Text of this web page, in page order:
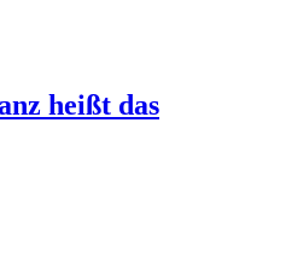
heißt das